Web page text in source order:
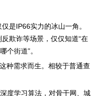
是IP66实力的冰山一角。
欺诈等场景，仅仅知道“在
个街道”。
种需求而生。相较于普通查
度学习算法，对骨干网、城